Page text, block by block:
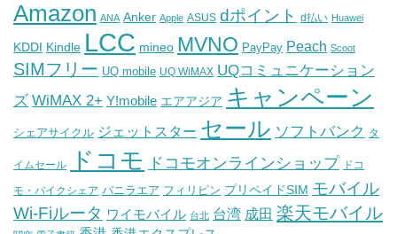
Amazon ANA Anker Apple ASUS dポイント d払い Huawei
KDDI Kindle LCC mineo MVNO PayPay Peach Scoot
SIMフリー UQ mobile UQ WiMAX UQコミュニケーション
ズ WiMAX 2+ Y!mobile エアアジア キャンペーン
シェアサイクル ジェットスター セール ソフトバンク タ
イムセール ドコモ ドコモオンラインショップ ドコ
モ・バイクシェア バニラエア フィリピン プリペイドSIM モバイル
Wi-Fiルータ ワイモバイル 台北 台湾 成田 楽天モバイル